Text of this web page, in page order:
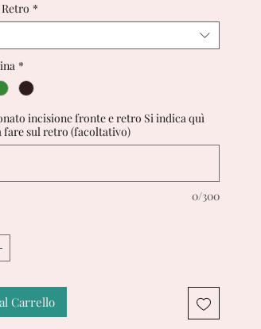
*
*
incisione fronte e retro Si indica quì
fare sul retro (facoltativo)
0/300
Carrello